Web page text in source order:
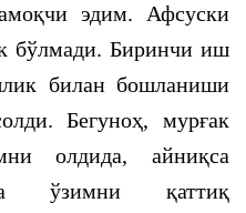
эдим. Афсуски
бўлмади. Биринчи иш
билан бошланиши
Бегуноҳ, мурғак
олдида, айниқса
ўзимни қаттиқ